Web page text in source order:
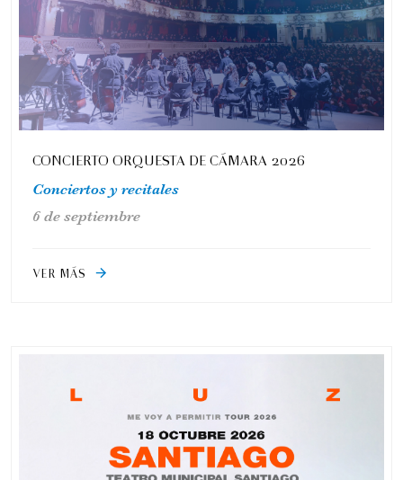
CONCIERTO ORQUESTA DE CÁMARA 2026
Conciertos y recitales
6 de septiembre
VER MÁS arrow_forward